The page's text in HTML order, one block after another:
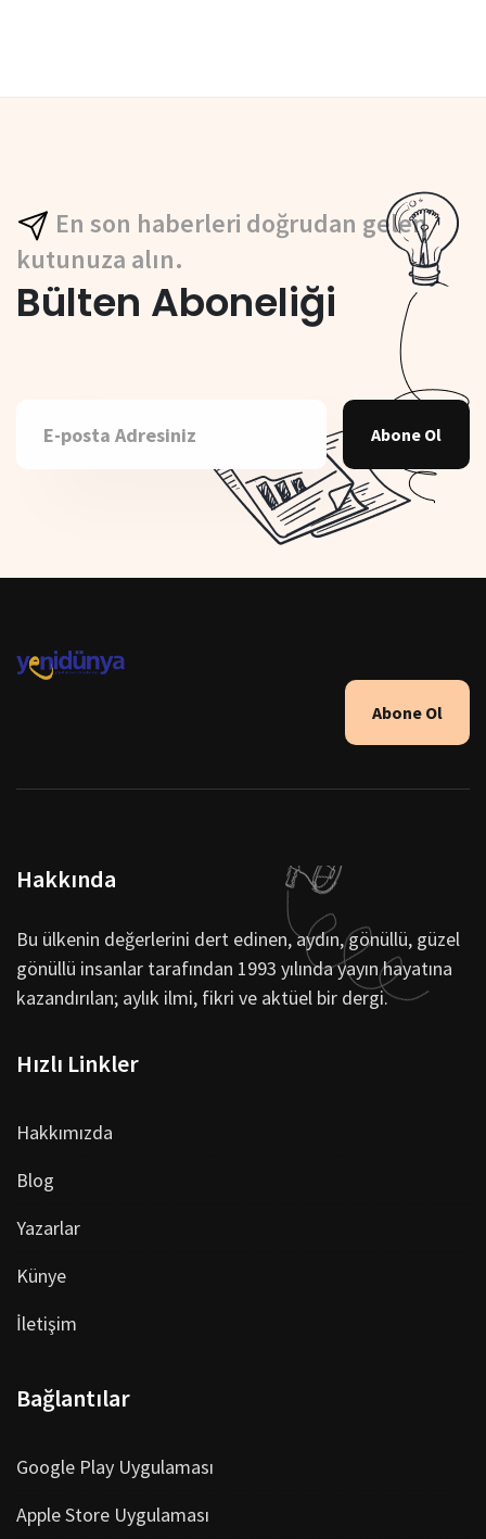
En son haberleri doğrudan gelen
kutunuza alın.
Bülten Aboneliği
Abone Ol
Abone Ol
Hakkında
Bu ülkenin değerlerini dert edinen, aydın, gönüllü, güzel
gönüllü insanlar tarafından 1993 yılında yayın hayatına
kazandırılan; aylık ilmi, fikri ve aktüel bir dergi.
Hızlı Linkler
Hakkımızda
Blog
Yazarlar
Künye
İletişim
Bağlantılar
Google Play Uygulaması
Apple Store Uygulaması